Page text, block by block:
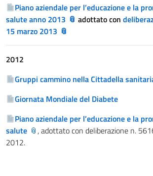
Piano aziendale per l’educazione e la
salute anno 2013
adottato con
15 marzo 2013
2012
Gruppi cammino nella Cittadella
Giornata Mondiale del Diabete
Piano aziendale per l’educazione e la
salute
, adottato con deliberazione n.
2012.